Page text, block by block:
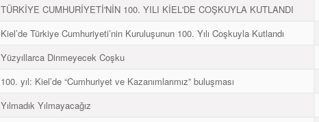
TÜRKİYE CUMHURİYETİ'NİN 100. YILI KİEL'DE COŞKUYLA KUTLANDI
Kiel’de Türkiye Cumhuriyeti’nin Kuruluşunun 100. Yılı Coşkuyla Kutlandı
Yüzyıllarca Dinmeyecek Coşku
100. yıl: Kiel’de “Cumhuriyet ve Kazanımlarımız” buluşması
Yılmadık Yılmayacağız